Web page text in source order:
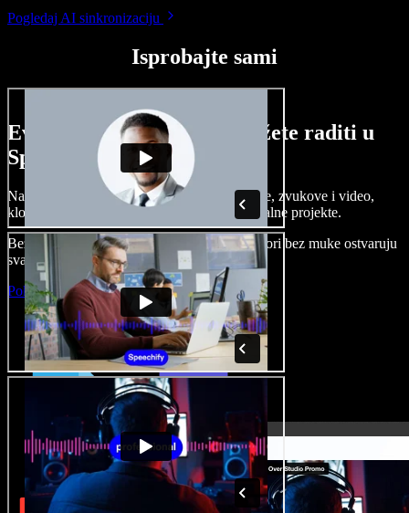
Pogledaj AI sinkronizaciju
Isprobajte sami
Evo malog pregleda što možete raditi u
Speechify Studiju.
Napravite voice overe, dodajte besplatne slike, zvukove i video,
klonirajte svoj glas i složite sjajne audio-vizualne projekte.
Bez učenja i sve dostupno u pregledniku, autori bez muke ostvaruju
svaku kreativnu ideju.
Pokreni Studio